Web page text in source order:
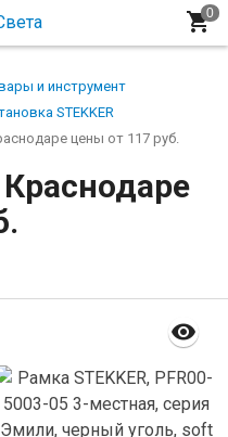
и инструмент
STEKKER
цены от 117 руб.